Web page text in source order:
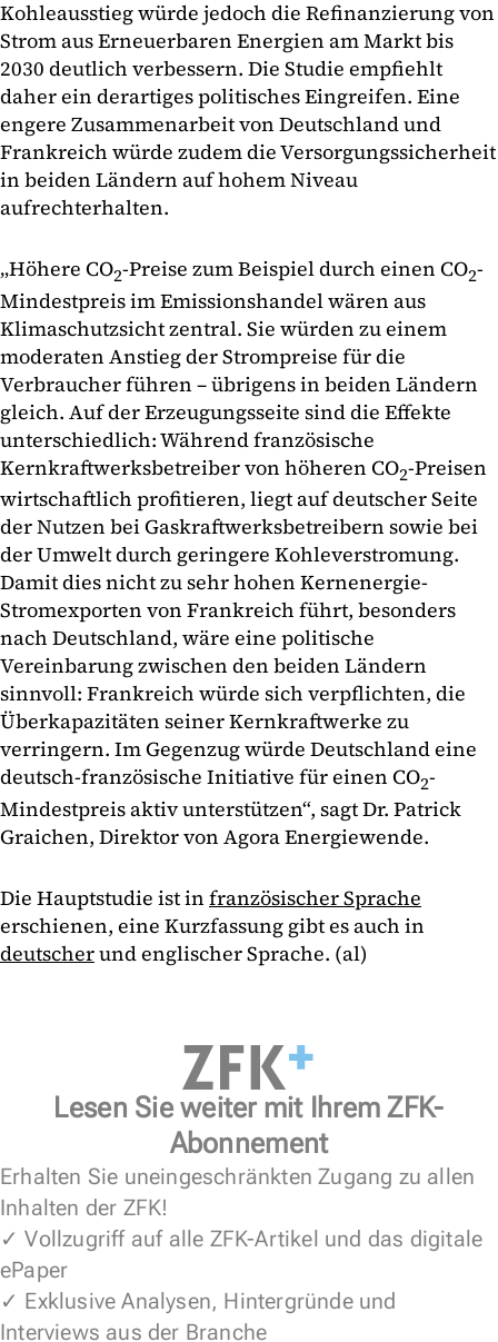
Kohleausstieg würde jedoch die Refinanzierung von
Strom aus Erneuerbaren Energien am Markt bis
2030 deutlich verbessern. Die Studie empfiehlt
daher ein derartiges politisches Eingreifen. Eine
engere Zusammenarbeit von Deutschland und
Frankreich würde zudem die Versorgungssicherheit
in beiden Ländern auf hohem Niveau
aufrechterhalten.
„Höhere CO2-Preise zum Beispiel durch einen CO2-
Mindestpreis im Emissionshandel wären aus
Klimaschutzsicht zentral. Sie würden zu einem
moderaten Anstieg der Strompreise für die
Verbraucher führen – übrigens in beiden Ländern
gleich. Auf der Erzeugungsseite sind die Effekte
unterschiedlich: Während französische
Kernkraftwerksbetreiber von höheren CO2-Preisen
wirtschaftlich profitieren, liegt auf deutscher Seite
der Nutzen bei Gaskraftwerksbetreibern sowie bei
der Umwelt durch geringere Kohleverstromung.
Damit dies nicht zu sehr hohen Kernenergie-
Stromexporten von Frankreich führt, besonders
nach Deutschland, wäre eine politische
Vereinbarung zwischen den beiden Ländern
sinnvoll: Frankreich würde sich verpflichten, die
Überkapazitäten seiner Kernkraftwerke zu
verringern. Im Gegenzug würde Deutschland eine
deutsch-französische Initiative für einen CO2-
Mindestpreis aktiv unterstützen“, sagt Dr. Patrick
Graichen, Direktor von Agora Energiewende.
Die Hauptstudie ist in französischer Sprache
erschienen, eine Kurzfassung gibt es auch in
deutscherund englischer Sprache. (al)
Lesen Sie weiter mit Ihrem ZFK-
Abonnement
Erhalten Sie uneingeschränkten Zugang zu allen
Inhalten der ZFK!
✓ Vollzugriff auf alle ZFK-Artikel und das digitale
ePaper
✓ Exklusive Analysen, Hintergründe und
Interviews aus der Branche